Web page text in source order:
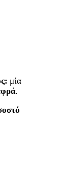
μία
.